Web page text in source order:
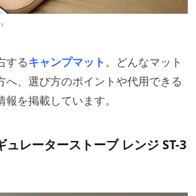
するキャンプマット。どんなマット
へ、選び方のポイントや代用できる
を掲載しています。
ュレーターストーブ レンジ ST-3